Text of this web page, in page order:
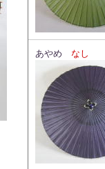
あやめ なし